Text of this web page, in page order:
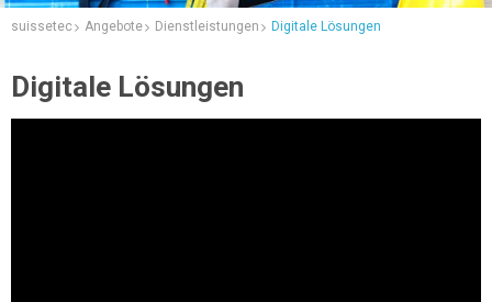
suissetec Angebote Dienstleistungen Digitale Lösungen
Digitale Lösungen